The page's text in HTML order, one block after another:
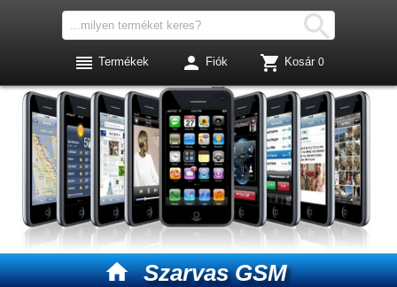
 Szarvas GSM

 Termékek  Fiók  Kosár 0